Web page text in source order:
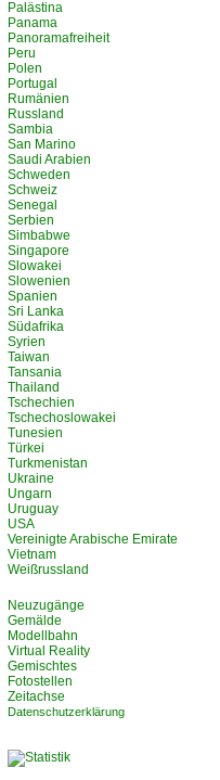
Palästina
Panama
Panoramafreiheit
Peru
Polen
Portugal
Rumänien
Russland
Sambia
San Marino
Saudi Arabien
Schweden
Schweiz
Senegal
Serbien
Simbabwe
Singapore
Slowakei
Slowenien
Spanien
Sri Lanka
Südafrika
Syrien
Taiwan
Tansania
Thailand
Tschechien
Tschechoslowakei
Tunesien
Türkei
Turkmenistan
Ukraine
Ungarn
Uruguay
USA
Vereinigte Arabische Emirate
Vietnam
Weißrussland
Neuzugänge
Gemälde
Modellbahn
Virtual Reality
Gemischtes
Fotostellen
Zeitachse
Datenschutzerklärung